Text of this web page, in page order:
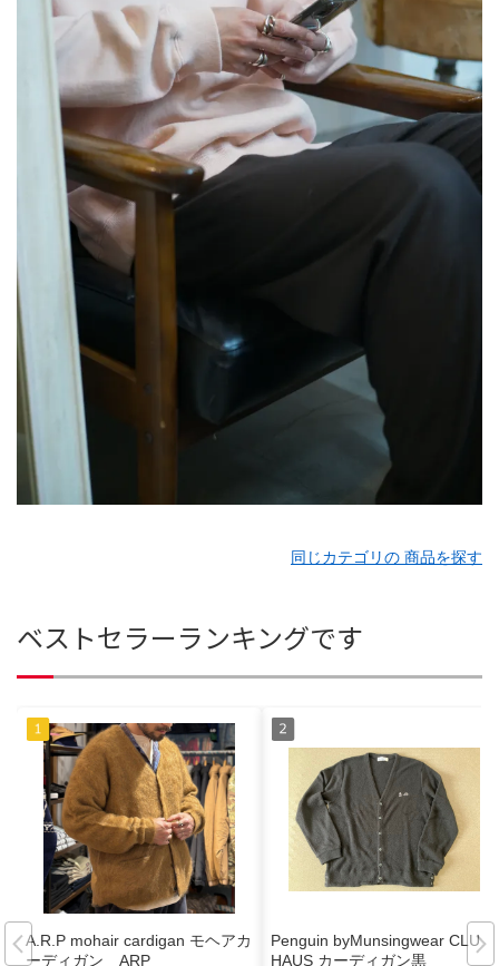
同じカテゴリの 商品を探す
ベストセラーランキングです
A.R.P mohair cardigan モヘアカ
ーディガン ARP
Penguin byMunsingwear CLUB
HAUS カーディガン黒